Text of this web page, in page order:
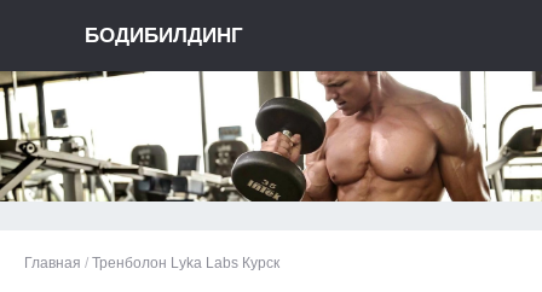
БОДИБИЛДИНГ
Главная / Тренболон Lyka Labs Курск